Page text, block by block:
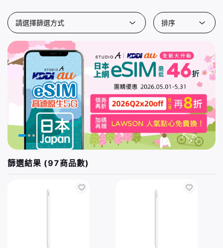
請選擇篩選方式 排序
篩選結果 (97商品數)